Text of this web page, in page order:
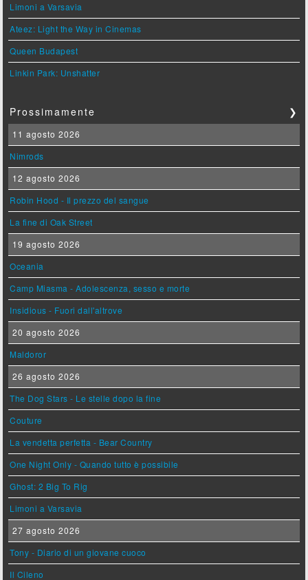
Limoni a Varsavia
Ateez: Light the Way in Cinemas
Queen Budapest
Linkin Park: Unshatter
Prossimamente ❯
11 agosto 2026
Nimrods
12 agosto 2026
Robin Hood - Il prezzo del sangue
La fine di Oak Street
19 agosto 2026
Oceania
Camp Miasma - Adolescenza, sesso e morte
Insidious - Fuori dall'altrove
20 agosto 2026
Maldoror
26 agosto 2026
The Dog Stars - Le stelle dopo la fine
Couture
La vendetta perfetta - Bear Country
One Night Only - Quando tutto è possibile
Ghost: 2 Big To Rig
Limoni a Varsavia
27 agosto 2026
Tony - Diario di un giovane cuoco
Il Cileno